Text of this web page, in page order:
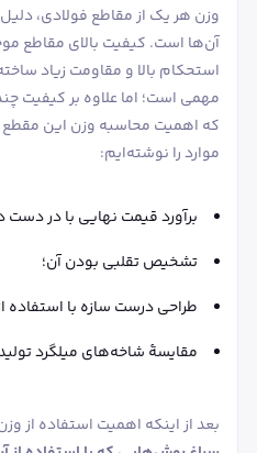
وزن هر یک از مقاطع فولادی،
آن‌ها است. کیفیت بالای مقاطع
استحکام بالا و مقاومت زیاد
مهمی است؛ اما علاوه بر کیفیت
که اهمیت محاسبه وزن این مقطع
موارد را نوشته‌ایم:
برآورد قیمت نهایی با در دست
تشخیص تقلبی بودن آن؛
طراحی درست سازه با استفاده
مقایسۀ شاخه‌های میلگرد
بعد از اینکه اهمیت استفاده از